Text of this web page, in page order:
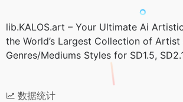
lib.KALOS.art – Your Ultimate Ai
the World’s Largest Collection of Artist
Genres/Mediums Styles for SD1.5,
数据统计